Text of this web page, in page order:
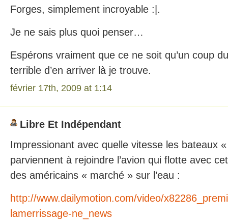
Forges, simplement incroyable :|.
Je ne sais plus quoi penser…
Espérons vraiment que ce ne soit qu’un coup
terrible d’en arriver là je trouve.
février 17th, 2009 at 1:14
Libre Et Indépendant
Impressionant avec quelle vitesse les bateaux
parviennent à rejoindre l’avion qui flotte avec
des américains « marché » sur l’eau :
http://www.dailymotion.com/video/
lamerrissage-ne_news